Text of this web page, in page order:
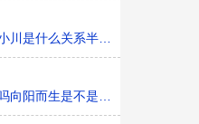
川是什么关系半是蜜糖半是伤袁
向阳而生是不是滚蛋吧肿瘤君